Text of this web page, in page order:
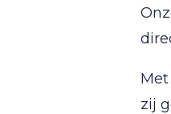
zij